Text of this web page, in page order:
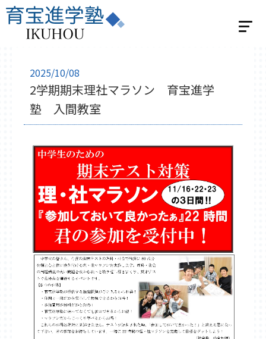
ホーム
選べる2つの指導
個別指導
学習スタジオパーソナル
集団指導
集団指導 小学生の方
集団指導 中学生の方
ベネッセの英語教室 BE studio
教室紹介
飯能教室
入間教室
小川教室
東松山教室
武蔵藤沢教室
新所沢教室
育宝進学塾について
講師紹介
生徒保護者の声
入塾の流れ
各種検定試験
企業概要
2025/10/08
2学期期末理社マラソン 育宝進学
塾 入間教室